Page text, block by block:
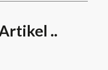
..